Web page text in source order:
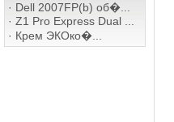
· Dell 2007FP(b) об�...
· Z1 Pro Express Dual ...
· Крем ЭКОко�...